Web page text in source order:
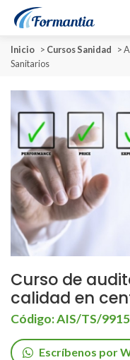
Inicio > Cursos Sanidad >
Sanitarios
Curso de
calidad en
Código: AIS/TS/9915
Escríbenos por